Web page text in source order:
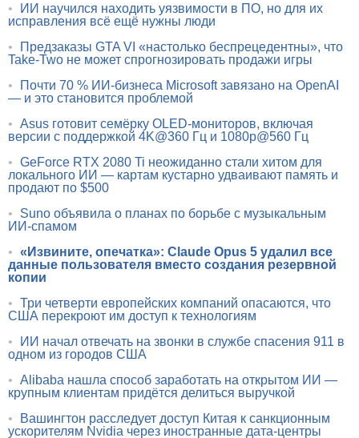
•
ИИ научился находить уязвимости в ПО, но для их
исправления всё ещё нужны люди
•
Предзаказы GTA VI «настолько беспрецедентны», что
Take-Two не может спрогнозировать продажи игры
•
Почти 70 % ИИ-бизнеса Microsoft завязано на OpenAI
— и это становится проблемой
• Asus готовит семёрку OLED-мониторов, включая
версии с поддержкой 4K@360 Гц и 1080p@560 Гц
• GeForce RTX 2080 Ti неожиданно стали хитом для
локального ИИ — картам кустарно удваивают память и
продают по $500
•
Suno объявила о планах по борьбе с музыкальным
ИИ-спамом
• «Извините, опечатка»: Claude Opus 5 удалил все
данные пользователя вместо создания резервной
копии
• Три четверти европейских компаний опасаются, что
США перекроют им доступ к технологиям
•
ИИ начал отвечать на звонки в службе спасения 911 в
одном из городов США
• Alibaba нашла способ заработать на открытом ИИ —
крупным клиентам придётся делиться выручкой
•
Вашингтон расследует доступ Китая к санкционным
ускорителям Nvidia через иностранные дата-центры